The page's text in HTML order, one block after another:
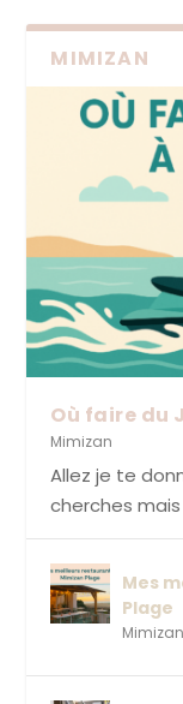
MIMIZAN
Où faire du
Mimizan
Allez je te
cherches
Mes
Plage
Mimizan